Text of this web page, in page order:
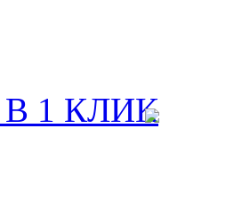
1 КЛИК